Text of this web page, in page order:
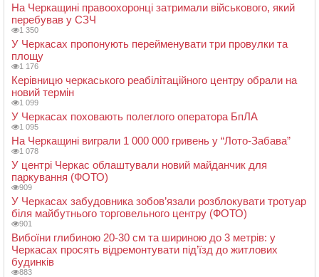
На Черкащині правоохоронці затримали військового, який
перебував у СЗЧ
1 350
У Черкасах пропонують перейменувати три провулки та
площу
1 176
Керівницю черкаського реабілітаційного центру обрали на
новий термін
1 099
У Черкасах поховають полеглого оператора БпЛА
1 095
На Черкащині виграли 1 000 000 гривень у “Лото-Забава”
1 078
У центрі Черкас облаштували новий майданчик для
паркування (ФОТО)
909
У Черкасах забудовника зобов’язали розблокувати тротуар
біля майбутнього торговельного центру (ФОТО)
901
Вибоїни глибиною 20-30 см та шириною до 3 метрів: у
Черкасах просять відремонтувати під’їзд до житлових
будинків
883